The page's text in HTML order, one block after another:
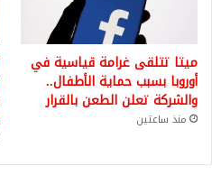
ميتا تتلقى غرامة قياسية في
أوروبا بسبب حماية الأطفال..
والشركة تعلن الطعن بالقرار
منذ ساعتين